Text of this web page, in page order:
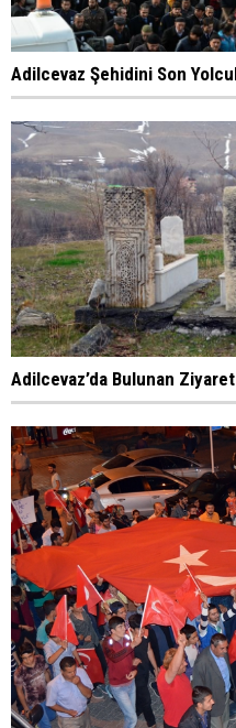
Adilcevaz Şehidini Son
Adilcevaz’da Bulunan